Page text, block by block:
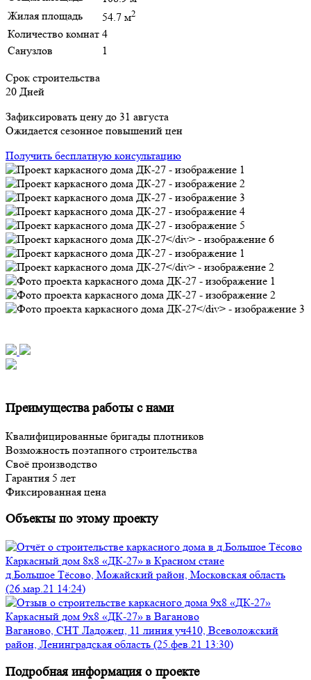
Жилая площадь 54.7 м2
Количество комнат 4
Санузлов
1
Срок строительства
20 Дней
Зафиксировать цену до 31 августа
Ожидается сезонное повышений цен
Получить бесплатную консультацию
Преимущества работы с нами
Квалифицированные бригады плотников
Возможность поэтапного строительства
Своё производство
Гарантия 5 лет
Фиксированная цена
Объекты по этому проекту
Каркасный дом 8х8 «ДК-27» в Красном стане
д.Большое Тёсово, Можайский район, Московская область
(26.мар.21 14:24)
Каркасный дом 9х8 «ДК-27» в Ваганово
Ваганово, СНТ Ладожец, 11 линия уч410, Всеволожский
район, Ленинградская область (25.фев.21 13:30)
Подробная информация о проекте